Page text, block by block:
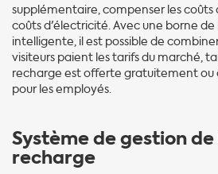
supplémentaire, compenser les coûts
coûts d'électricité. Avec une borne
intelligente, il est possible de
visiteurs paient les tarifs du marché,
recharge est offerte gratuitement ou
pour les employés.
Système de gestion
recharge